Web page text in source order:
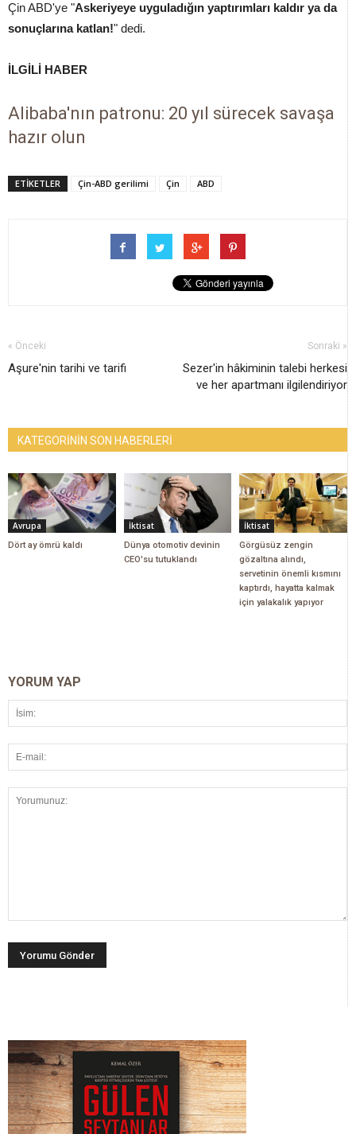
Çin ABD'ye "Askeriyeye uyguladığın yaptırımları kaldır ya da
sonuçlarına katlan!" dedi.
İLGİLİ HABER
Alibaba'nın patronu: 20 yıl sürecek savaşa
hazır olun
ETİKETLER Çin-ABD gerilimi Çin ABD
« Önceki
Aşure'nin tarihi ve tarifi
Sonraki »
Sezer'in hâkiminin talebi herkesi
ve her apartmanı ilgilendiriyor
KATEGORİNİN SON HABERLERİ
Avrupa
Dört ay ömrü kaldı
İktisat
Dünya otomotiv devinin
CEO'su tutuklandı
İktisat
Görgüsüz zengin
gözaltına alındı,
servetinin önemli kısmını
kaptırdı, hayatta kalmak
için yalakalık yapıyor
YORUM YAP